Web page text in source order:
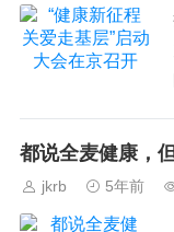
都说全麦健康，
jkrb 5年前